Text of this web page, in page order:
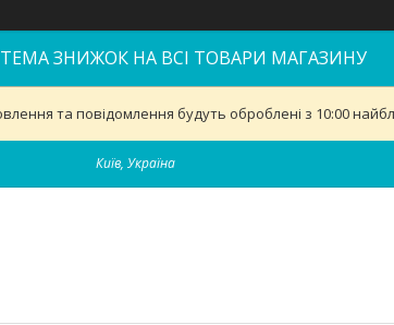
ЗНИЖОК НА ВСІ ТОВАРИ МАГАЗИНУ
та повідомлення будуть оброблені з 10:00
Київ, Україна